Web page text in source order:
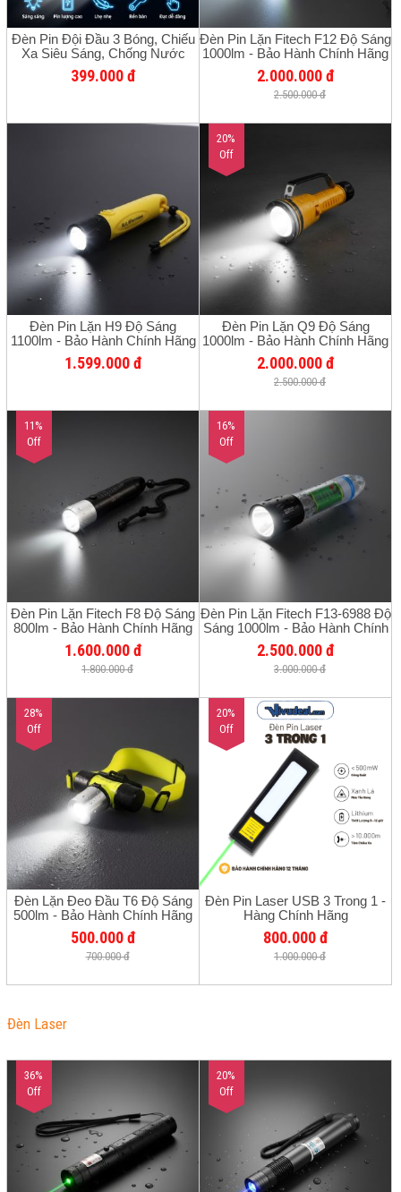
Đèn Pin Đội Đầu 3 Bóng, Chiếu
Xa Siêu Sáng, Chống Nước
Nhẹ, Sạc USB Tiện Lợi, Thời
Gian Sử Dụng Dài, Chuyên Câu
399.000 đ
Đèn Pin Lặn Fitech F12 Độ Sáng
1000lm - Bảo Hành Chính Hãng
12 Tháng
2.000.000 đ
2.500.000 đ
Đèn Pin Lặn H9 Độ Sáng
1100lm - Bảo Hành Chính Hãng
12 Tháng
1.599.000 đ
20%
Off
Đèn Pin Lặn Q9 Độ Sáng
1000lm - Bảo Hành Chính Hãng
12 Tháng
2.000.000 đ
2.500.000 đ
11%
Off
Đèn Pin Lặn Fitech F8 Độ Sáng
800lm - Bảo Hành Chính Hãng
12 Tháng
1.600.000 đ
1.800.000 đ
16%
Off
Đèn Pin Lặn Fitech F13-6988 Độ
Sáng 1000lm - Bảo Hành Chính
Hãng 12 Tháng
2.500.000 đ
3.000.000 đ
28%
Off
Đèn Lặn Đeo Đầu T6 Độ Sáng
500lm - Bảo Hành Chính Hãng
12 Tháng
500.000 đ
700.000 đ
20%
Off
Đèn Pin Laser USB 3 Trong 1 -
Hàng Chính Hãng
800.000 đ
1.000.000 đ
Đèn Laser
36%
Off
20%
Off